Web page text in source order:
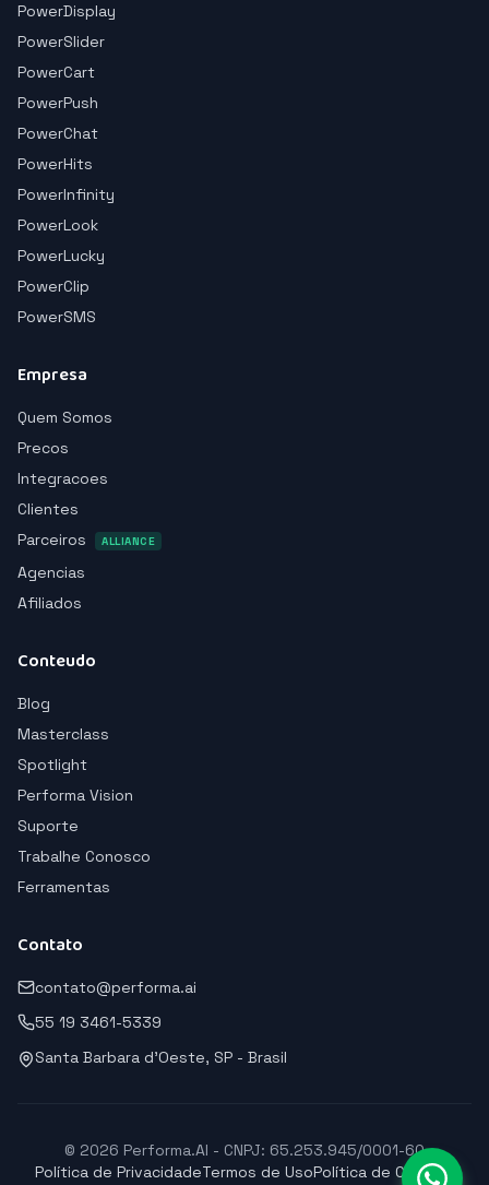
PowerDisplay
PowerSlider
PowerCart
PowerPush
PowerChat
PowerHits
PowerInfinity
PowerLook
PowerLucky
PowerClip
PowerSMS
Empresa
Quem Somos
Precos
Integracoes
Clientes
Parceiros
ALLIANCE
Agencias
Afiliados
Conteudo
Blog
Masterclass
Spotlight
Performa Vision
Suporte
Trabalhe Conosco
Ferramentas
Contato
contato@performa.ai
55 19 3461-5339
Santa Barbara d'Oeste, SP - Brasil
© 2026 Performa.AI - CNPJ: 65.253.945/0001-60
Política de PrivacidadeTermos de UsoPolítica de Cookies